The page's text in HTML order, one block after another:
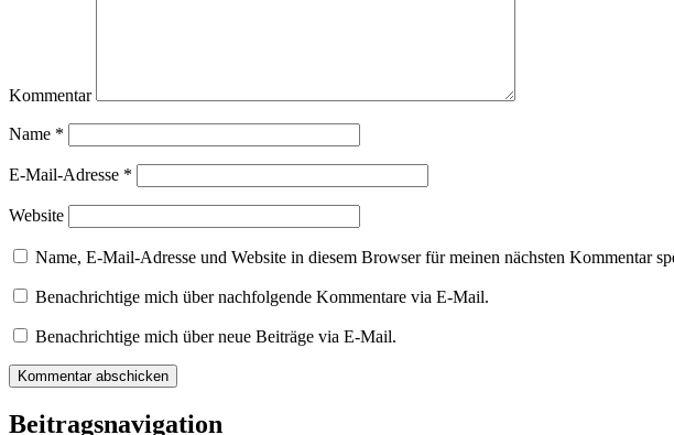
Kommentar
Name *
E-Mail-Adresse *
Website
Name, E-Mail-Adresse und Website in diesem Browser für meinen nächsten Kommentar
Benachrichtige mich über nachfolgende Kommentare via E-Mail.
Benachrichtige mich über neue Beiträge via E-Mail.
Beitragsnavigation